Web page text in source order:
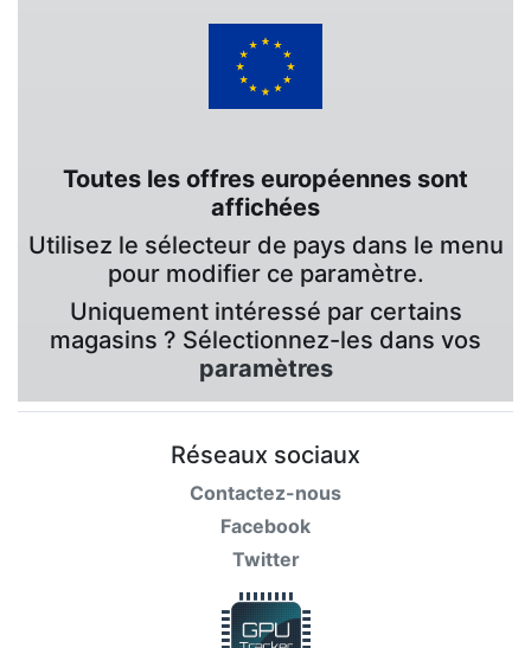
Toutes les offres européennes sont
affichées
Utilisez le sélecteur de pays dans le menu
pour modifier ce paramètre.
Uniquement intéressé par certains
magasins ? Sélectionnez-les dans vos
paramètres
Réseaux sociaux
Contactez-nous
Facebook
Twitter